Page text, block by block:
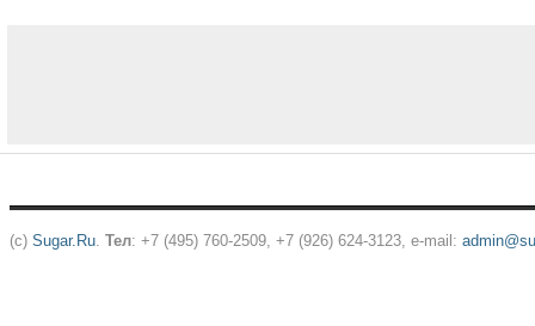
(c) Sugar.Ru. Тел: +7 (495) 760-2509, +7 (926) 624-3123, e-mail: